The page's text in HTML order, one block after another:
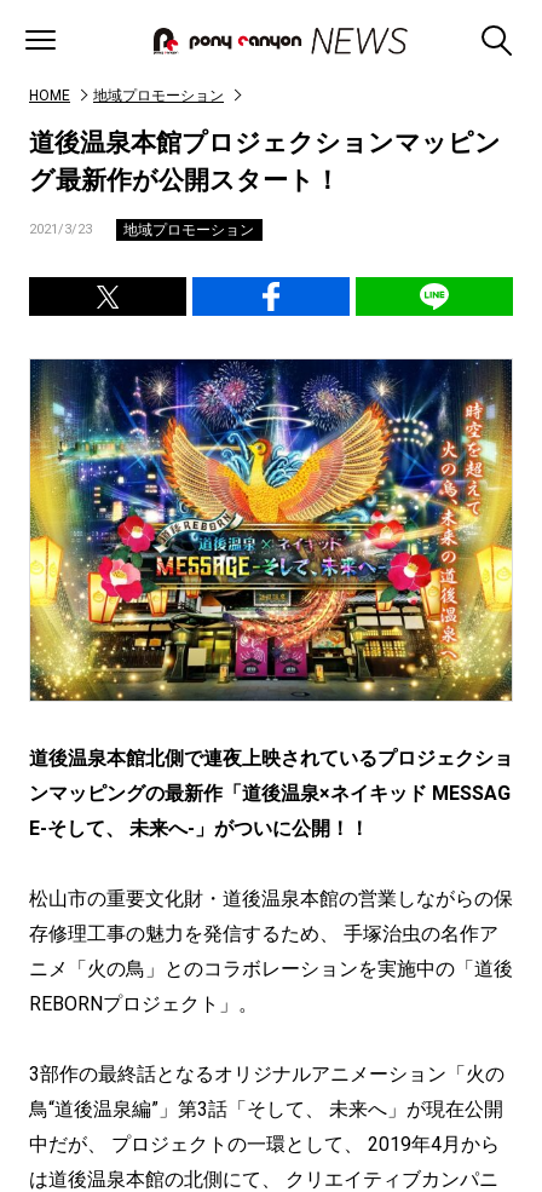
HOME 地域プロモーション
道後温泉本館プロジェクションマッピン
グ最新作が公開スタート！
2021/3/23 地域プロモーション
道後温泉本館北側で連夜上映されているプロジェクショ
ンマッピングの最新作「道後温泉×ネイキッド MESSAG
E-そして、 未来へ-」がついに公開！！
松山市の重要文化財・道後温泉本館の営業しながらの保
存修理工事の魅力を発信するため、 手塚治虫の名作ア
ニメ「火の鳥」とのコラボレーションを実施中の「道後
REBORNプロジェクト」。
3部作の最終話となるオリジナルアニメーション「火の
鳥“道後温泉編”」第3話「そして、 未来へ」が現在公開
中だが、 プロジェクトの一環として、 2019年4月から
は道後温泉本館の北側にて、 クリエイティブカンパニ